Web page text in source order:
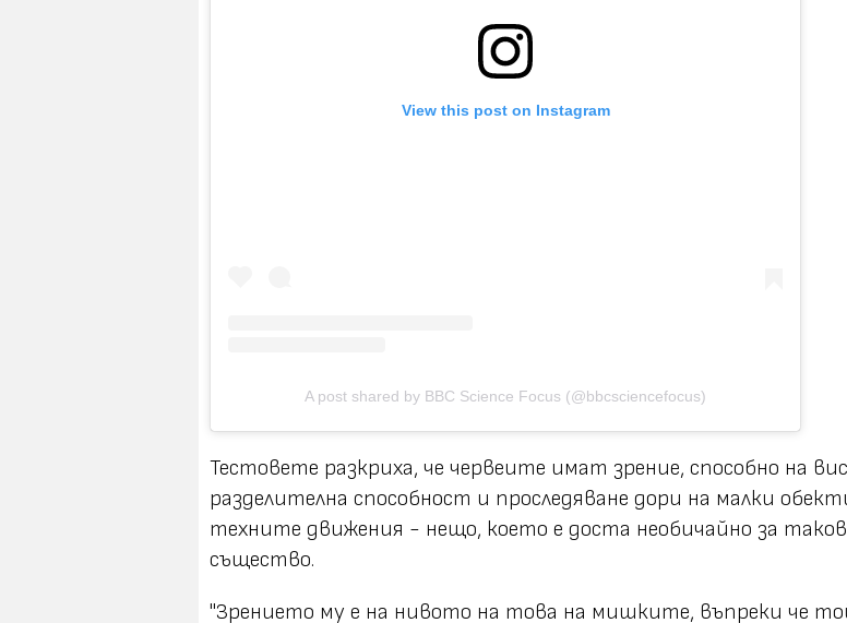
View this post on Instagram
A post shared by BBC Science Focus (@bbcsciencefocus)
Тестовете разкриха, че червеите имат зрение, способно на
разделителна способност и проследяване дори на малки
техните движения - нещо, което е доста необичайно за
същество.
"Зрението му е на нивото на това на мишките, въпреки че